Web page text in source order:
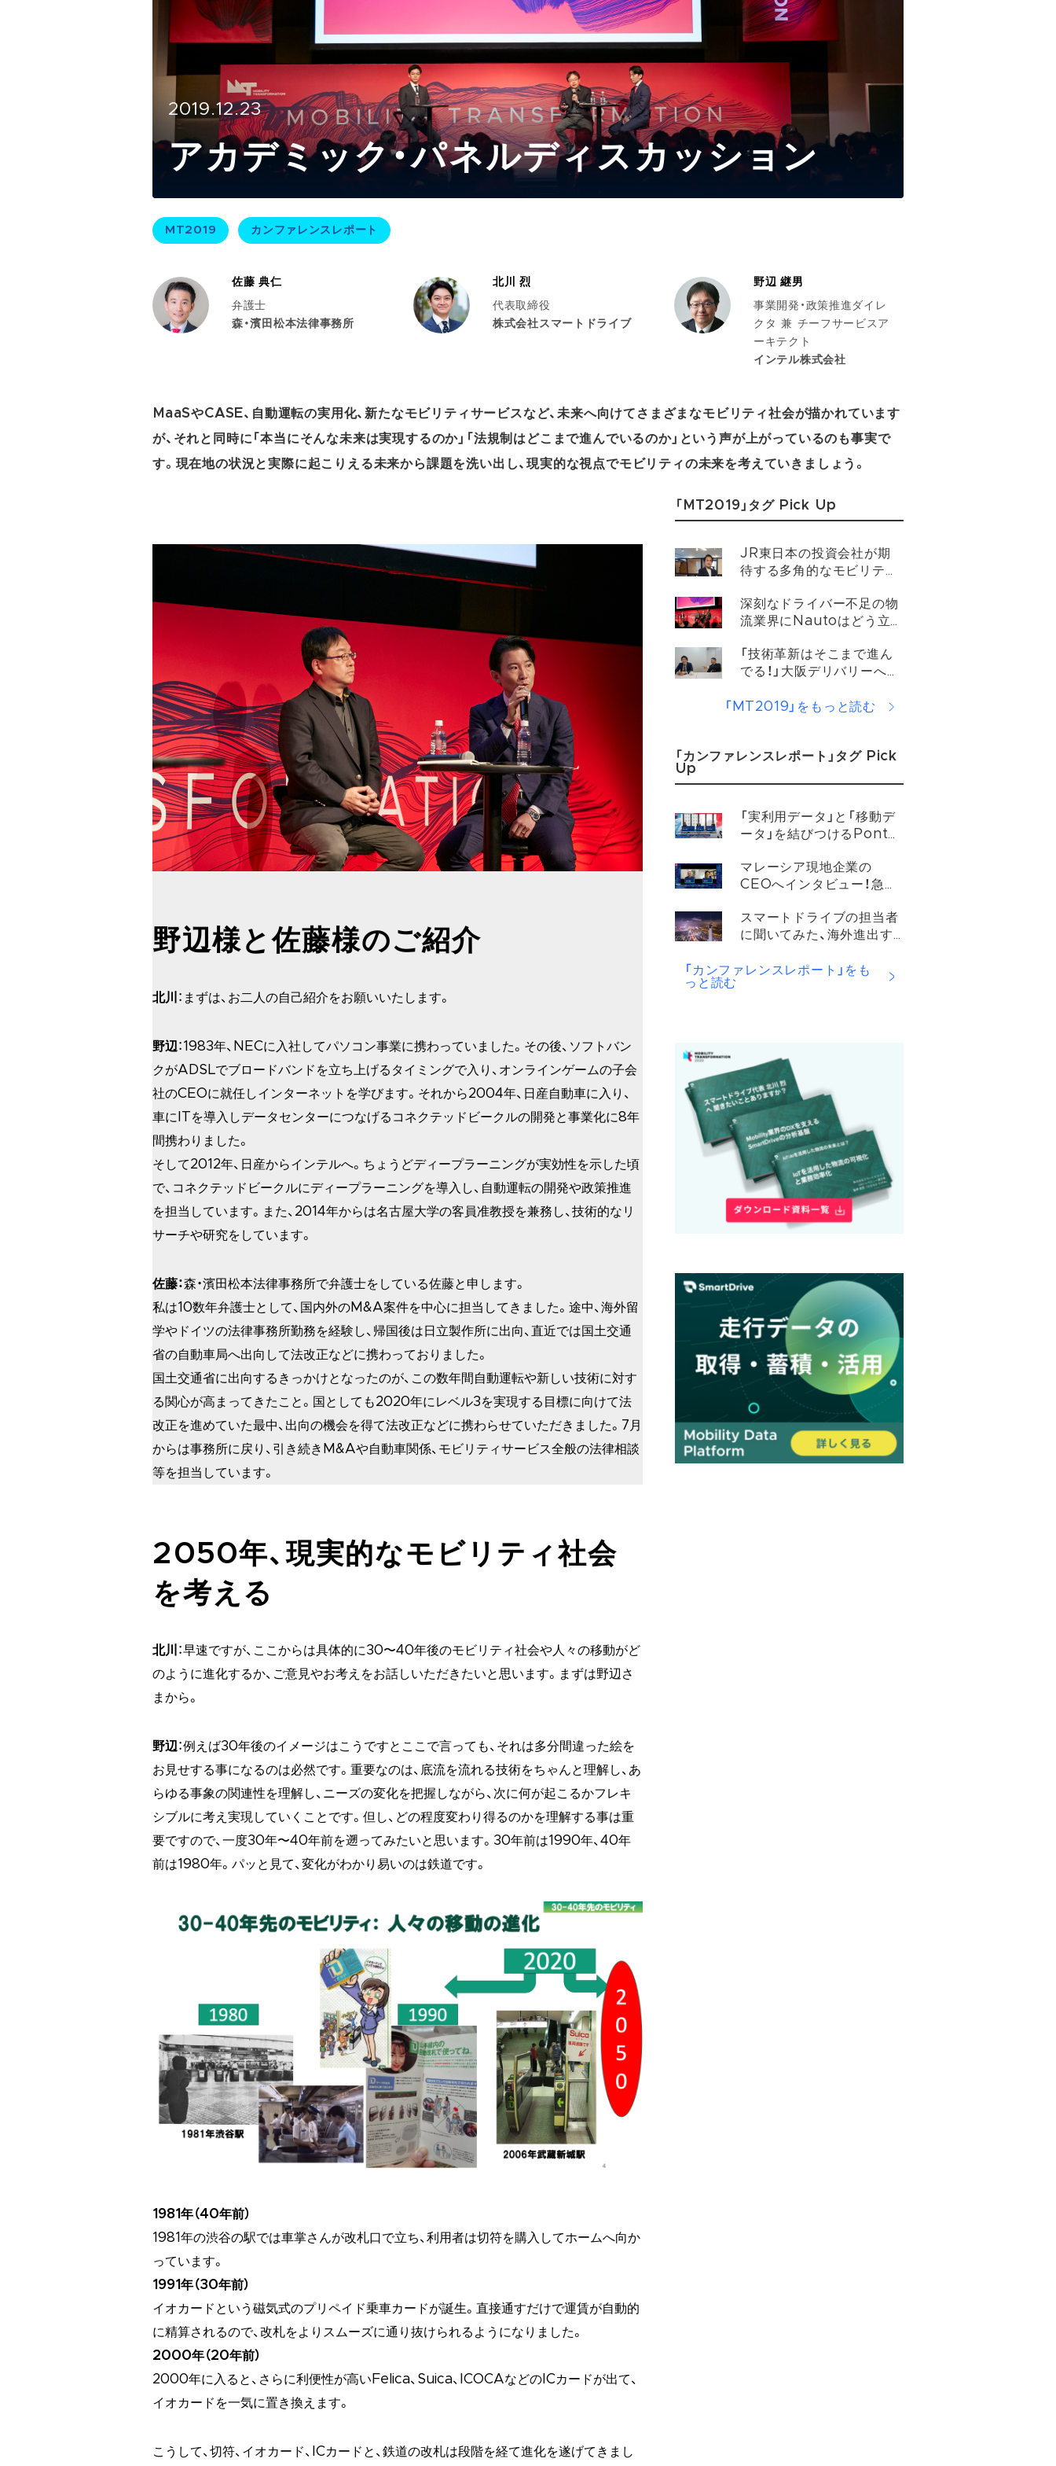
2019.12.23
アカデミック・パネルディスカッション
MT2019 カンファレンスレポート
佐藤 典仁
弁護士
森・濱田松本法律事務所
北川 烈
代表取締役
株式会社スマートドライブ
野辺 継男
事業開発・政策推進ダイレ
クタ 兼 チーフサービスア
ーキテクト
インテル株式会社
MaaSやCASE、自動運転の実用化、新たなモビリティサービスなど、未来へ向けてさまざまなモビリティ社会が描かれています
が、それと同時に「本当にそんな未来は実現するのか」「法規制はどこまで進んでいるのか」という声が上がっているのも事実で
す。現在地の状況と実際に起こりえる未来から課題を洗い出し、現実的な視点でモビリティの未来を考えていきましょう。
野辺様と佐藤様のご紹介
北川 ：まずは、お二人の自己紹介をお願いいたします。
野辺：1983年、NECに入社してパソコン事業に携わっていました。その後、ソフトバン
クがADSLでブロードバンドを立ち上げるタイミングで入り、オンラインゲームの子会
社のCEOに就任しインターネットを学びます。それから2004年、日産自動車に入り、
車にITを導入しデータセンターにつなげるコネクテッドビークルの開発と事業化に8年
間携わりました。
そして2012年、日産からインテルへ。ちょうどディープラーニングが実効性を示した頃
で、コネクテッドビークルにディープラーニングを導入し、自動運転の開発や政策推進
を担当しています。また、2014年からは名古屋大学の客員准教授を兼務し、技術的なリ
サーチや研究をしています。
佐藤：森・濱田松本法律事務所で弁護士をしている佐藤と申します。
私は10数年弁護士として、国内外のM&A案件を中心に担当してきました。途中、海外留
学やドイツの法律事務所勤務を経験し、帰国後は日立製作所に出向、直近では国土交通
省の自動車局へ出向して法改正などに携わっておりました。
国土交通省に出向するきっかけとなったのが、この数年間自動運転や新しい技術に対す
る関心が高まってきたこと。国としても2020年にレベル3を実現する目標に向けて法
改正を進めていた最中、出向の機会を得て法改正などに携わらせていただきました。7月
からは事務所に戻り、引き続きM&Aや自動車関係、モビリティサービス全般の法律相談
等を担当しています。
2050年、現実的なモビリティ社会
を考える
北川
：早速ですが、ここからは具体的に30〜40年後のモビリティ社会や人々の移動がど
のように進化するか、ご意見やお考えをお話しいただきたいと思います。まずは野辺さ
まから。
野辺：例えば30年後のイメージはこうですとここで言っても、それは多分間違った絵を
お見せする事になるのは必然です。重要なのは、底流を流れる技術をちゃんと理解し、あ
らゆる事象の関連性を理解し、ニーズの変化を把握しながら、次に何が起こるかフレキ
シブルに考え実現していくことです。但し、どの程度変わり得るのかを理解する事は重
要ですので、一度30年〜40年前を遡ってみたいと思います。30年前は1990年、40年
前は1980年。パッと見て、変化がわかり易いのは鉄道です。
1981年（40年前）
1981年の渋谷の駅では車掌さんが改札口で立ち、利用者は切符を購入してホームへ向か
っています。
1991年（30年前）
イオカードという磁気式のプリペイド乗車カードが誕生。直接通すだけで運賃が自動的
に精算されるので、改札をよりスムーズに通り抜けられるようになりました。
2000年（20年前）
2000年に入ると、さらに利便性が高いFelica、Suica、ICOCAなどのICカードが出て、
イオカードを一気に置き換えます。
こうして、切符、イオカード、ICカードと、鉄道の改札は段階を経て進化を遂げてきまし
「MT2019」タグ Pick Up
JR東日本の投資会社が期
待する多角的なモビリティ
深刻なドライバー不足の物
流業界にNautoはどう立
「技術革新はそこまで進ん
でる！」大阪デリバリーへイ
「MT2019」をもっと読む
「カンファレンスレポート」タグ Pick
Up
「実利用データ」と「移動デ
ータ」を結びつけるPonta
マレーシア現地企業の
CEOへインタビュー！急成
モビリティ事情と未来につ
いて
スマートドライブの担当者
に聞いてみた、海外進出す
とは？
「カンファレンスレポート」をも
っと読む